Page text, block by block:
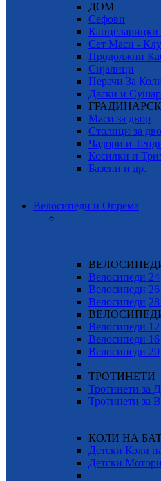
ДОМ
Сефови
Сет Маси -
Продолжни
Сијалици
Перачи За
Даски и
Маси за двор
Столици за
Чадори и
Косилки и
Базени и др.
Велосипеди и Опрема
Велосипеди 24
Велосипеди 26
Велосипеди
Велосипеди 12
Велосипеди 16
Велосипеди 20
ТРОТИНЕТИ
Тротинети за
Тротинети за
КОЛИ НА
Детски Коли
Детски Мотори